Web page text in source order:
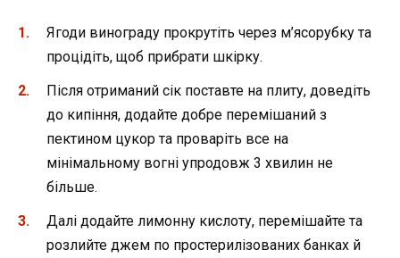
Ягоди винограду прокрутіть через м’ясорубку та
процідіть, щоб прибрати шкірку.
Після отриманий сік поставте на плиту, доведіть
до кипіння, додайте добре перемішаний з
пектином цукор та проваріть все на
мінімальному вогні упродовж 3 хвилин не
більше.
Далі додайте лимонну кислоту, перемішайте та
розлийте джем по простерилізованих банках й